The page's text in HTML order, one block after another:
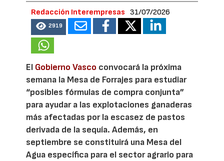
Redacción Interempresas 31/07/2026
2919
El Gobierno Vasco convocará la próxima
semana la Mesa de Forrajes para estudiar
“posibles fórmulas de compra conjunta”
para ayudar a las explotaciones ganaderas
más afectadas por la escasez de pastos
derivada de la sequía. Además, en
septiembre se constituirá una Mesa del
Agua específica para el sector agrario para